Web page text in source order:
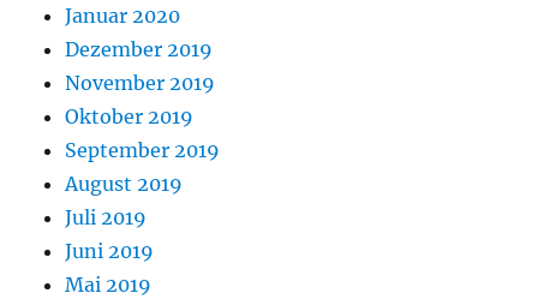
Januar 2020
Dezember 2019
November 2019
Oktober 2019
September 2019
August 2019
Juli 2019
Juni 2019
Mai 2019